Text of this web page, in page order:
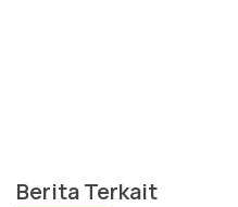
Berita Terkait